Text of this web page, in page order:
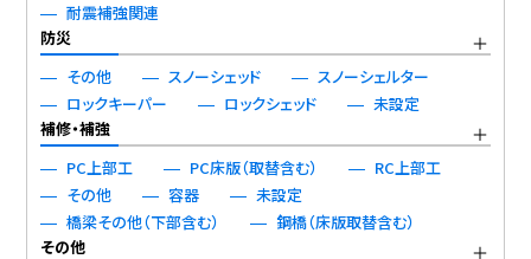
耐震補強関連
防災
その他
スノーシェッド
スノーシェルター
ロックキーパー
ロックシェッド
未設定
補修・補強
PC上部工
PC床版（取替含む）
RC上部工
その他
容器
未設定
橋梁その他（下部含む）
鋼橋（床版取替含む）
その他